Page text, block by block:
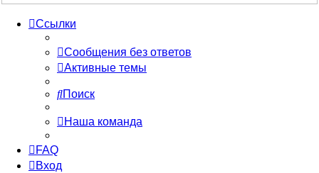
Ссылки
Сообщения без ответов
Активные темы
Поиск
Наша команда
FAQ
Вход